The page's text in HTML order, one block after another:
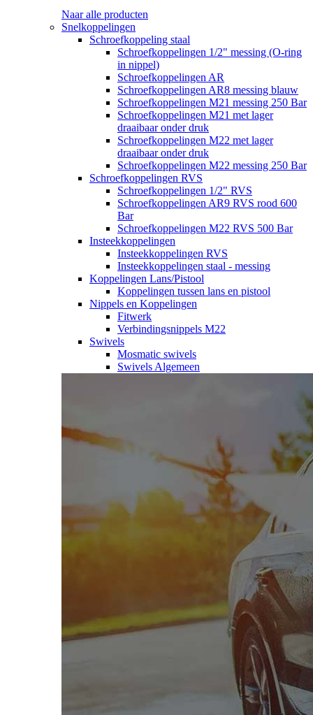
Naar alle producten
Snelkoppelingen
Schroefkoppeling staal
Schroefkoppelingen 1/2" messing (O-ring
in nippel)
Schroefkoppelingen AR
Schroefkoppelingen AR8 messing blauw
Schroefkoppelingen M21 messing 250 Bar
Schroefkoppelingen M21 met lager
draaibaar onder druk
Schroefkoppelingen M22 met lager
draaibaar onder druk
Schroefkoppelingen M22 messing 250 Bar
Schroefkoppelingen RVS
Schroefkoppelingen 1/2" RVS
Schroefkoppelingen AR9 RVS rood 600
Bar
Schroefkoppelingen M22 RVS 500 Bar
Insteekkoppelingen
Insteekkoppelingen RVS
Insteekkoppelingen staal - messing
Koppelingen Lans/Pistool
Koppelingen tussen lans en pistool
Nippels en Koppelingen
Fitwerk
Verbindingsnippels M22
Swivels
Mosmatic swivels
Swivels Algemeen